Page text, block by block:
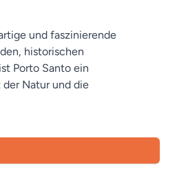
und faszinierende
historischen
Porto Santo ein
Natur und die